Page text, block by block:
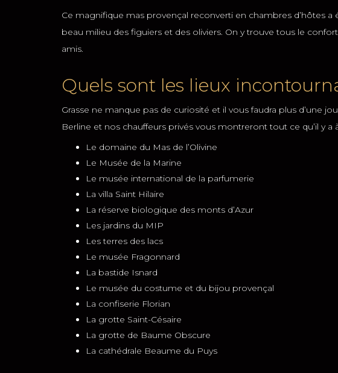
Ce magnifique mas provençal reconverti en chambres d’hôtes
beau milieu des figuiers et des oliviers. On y trouve tous le
amis.
Quels sont les lieux
Grasse ne manque pas de curiosité et il vous faudra plus d’une
Berline et nos chauffeurs privés vous montreront tout ce qu’il y a
Le domaine du Mas de l’Olivine
Le Musée de la Marine
Le musée international de la parfumerie
La villa Saint Hilaire
La réserve biologique des monts d’Azur
Les jardins du MIP
Les terres des lacs
Le musée Fragonnard
La bastide Isnard
Le musée du costume et du bijou provençal
La confiserie Florian
La grotte Saint-Césaire
La grotte de Baume Obscure
La cathédrale Beaume du Puys